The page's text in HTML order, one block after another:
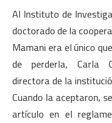
Al Instituto de
doctorado de la
Mamani era el único
de perderla, Carla
directora de la
Cuando la aceptaron,
artículo en el